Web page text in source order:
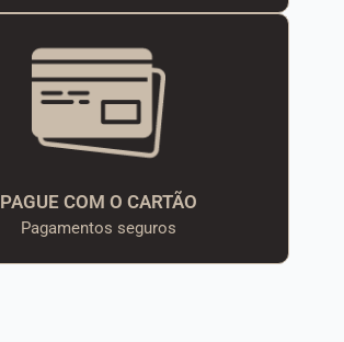
PAGUE COM O CARTÃO
Pagamentos seguros